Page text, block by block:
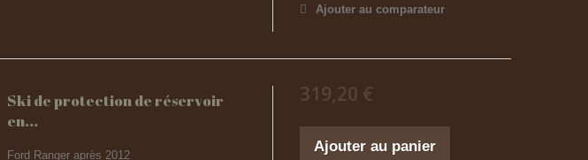
Ajouter au comparateur
Ski de protection de réservoir
en...
Ford Ranger après 2012
319,20 €
Ajouter au panier